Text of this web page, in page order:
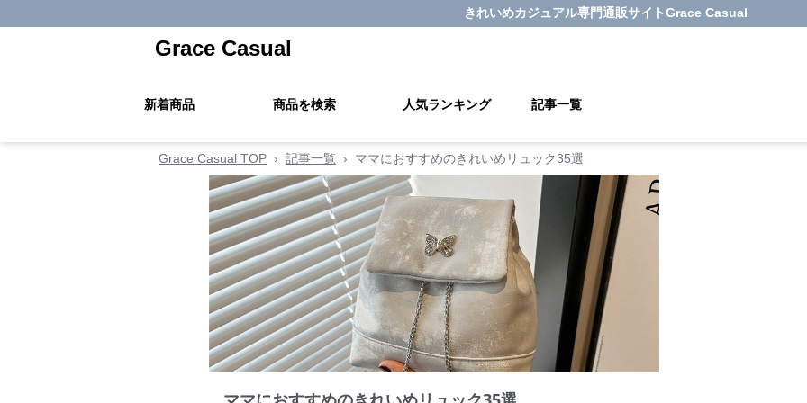
きれいめカジュアル専門通販サイトGrace Casual
Grace Casual
新着商品 商品を検索 人気ランキング 記事一覧
Grace Casual TOP › 記事一覧 › ママにおすすめのきれいめリュック35選